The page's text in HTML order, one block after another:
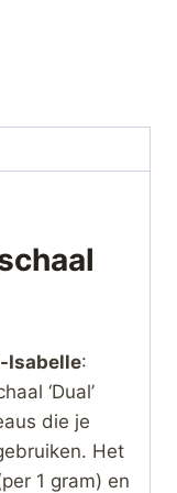
Isabelle:
‘Dual’
die je
Het
1 gram) en